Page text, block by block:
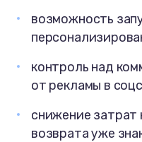
возможность
контроль над
от рекламы в
снижение затрат
возврата уже